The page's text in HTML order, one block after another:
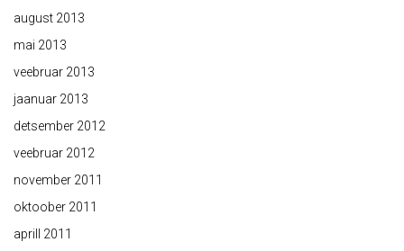
august 2013
mai 2013
veebruar 2013
jaanuar 2013
detsember 2012
veebruar 2012
november 2011
oktoober 2011
aprill 2011